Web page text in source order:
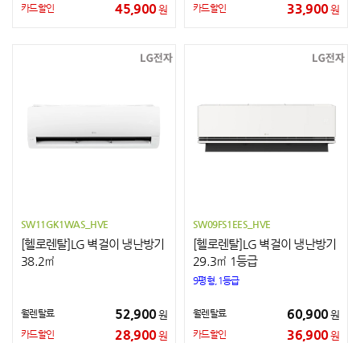
카드할인 45,900원 카드할인 33,900원
SW11GK1WAS_HVE
[헬로렌탈]LG 벽걸이 냉난방기
38.2㎡
월렌탈료 52,900원
카드할인 28,900원
SW09FS1EES_HVE
[헬로렌탈]LG 벽걸이 냉난방기
29.3㎡ 1등급
9평형,1등급
월렌탈료 60,900원
카드할인 36,900원